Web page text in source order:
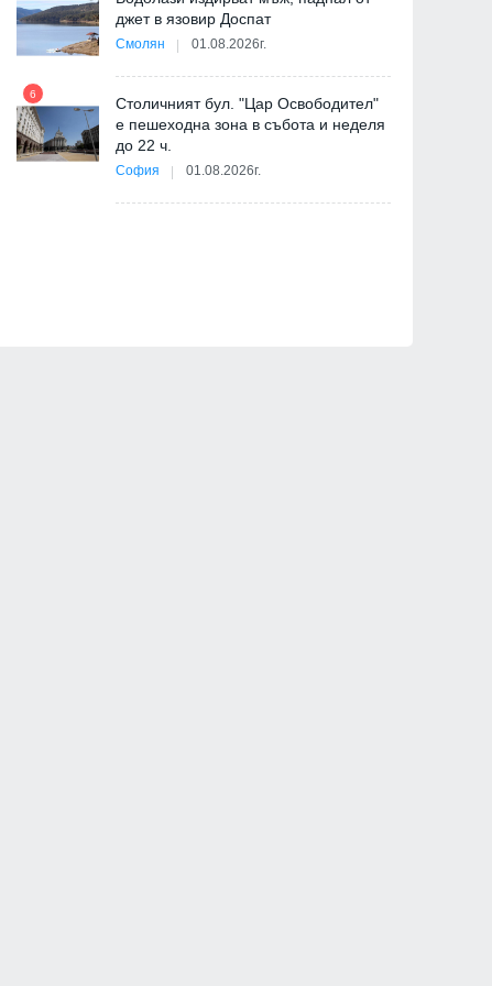
джет в язовир Доспат
Смолян 01.08.2026г.
6
Столичният бул. "Цар Освободител"
е пешеходна зона в събота и неделя
до 22 ч.
София 01.08.2026г.